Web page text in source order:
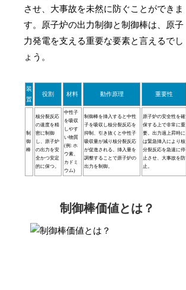
させ、大事故を未然に防ぐことができま
す。原子炉の出力制御と制御棒は、原子
力発電を支える重要な要素と言えるでし
ょう。
装
置
役割 材料 動作原理 重要性
制
御
棒
核分裂反応
の速度を精
密に制御
し、原子炉
の出力を安
全かつ安定
的に保つ。
中性子
を吸収
しやす
い物質
(例: ホ
ウ素、
カドミ
ウム)
制御棒を挿入すると中性
子を吸収し核分裂反応を
抑制、引き抜くと中性子
吸収量が減り核分裂反応
が促進される。挿入量を
調整することで原子炉の
出力を制御。
原子炉の安全性を確
保する上で非常に重
要。出力過上昇時に
は緊急挿入により核
分裂反応を急速に停
止させ、大事故を防
止。
制御棒価値とは？